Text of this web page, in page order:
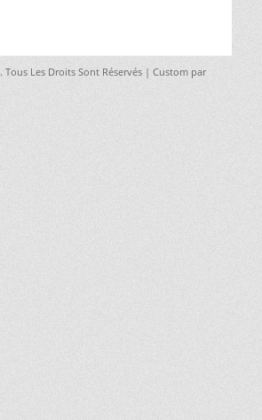
. Tous Les Droits Sont Réservés | Custom par